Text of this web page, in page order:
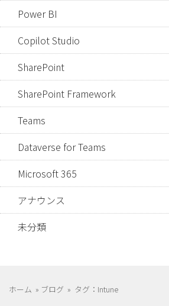
Power BI
Copilot Studio
SharePoint
SharePoint Framework
Teams
Dataverse for Teams
Microsoft 365
アナウンス
未分類
ホーム » ブログ » タグ：Intune